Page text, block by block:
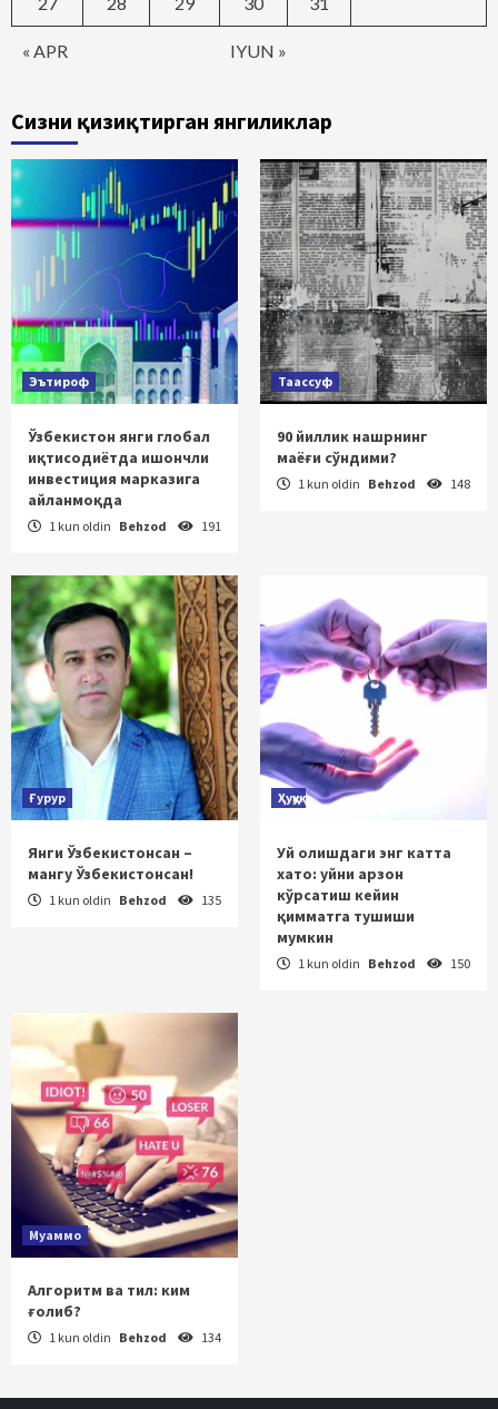
« APR IYUN »
Сизни қизиқтирган янгиликлар
Эътироф
Ўзбекистон янги глобал
иқтисодиётда ишончли
инвестиция марказига
айланмоқда
1 kun oldin Behzod 191
Таассуф
90 йиллик нашрнинг
маёғи сўндими?
1 kun oldin Behzod 148
Ғурур
Янги Ўзбекистонсан –
мангу Ўзбекистонсан!
1 kun oldin Behzod 135
Ҳуқуқ
Уй олишдаги энг катта
хато: уйни арзон
кўрсатиш кейин
қимматга тушиши
мумкин
1 kun oldin Behzod 150
Муаммо
Алгоритм ва тил: ким
ғолиб?
1 kun oldin Behzod 134